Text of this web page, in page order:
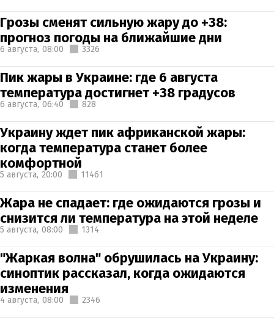
Грозы сменят сильную жару до +38:
прогноз погоды на ближайшие дни
6 августа, 08:00 3326
Пик жары в Украине: где 6 августа
температура достигнет +38 градусов
6 августа, 06:40 828
Украину ждет пик африканской жары:
когда температура станет более
комфортной
5 августа, 20:00 11461
Жара не спадает: где ожидаются грозы и
снизится ли температура на этой неделе
5 августа, 08:00 1314
"Жаркая волна" обрушилась на Украину:
синоптик рассказал, когда ожидаются
изменения
4 августа, 08:00 2346